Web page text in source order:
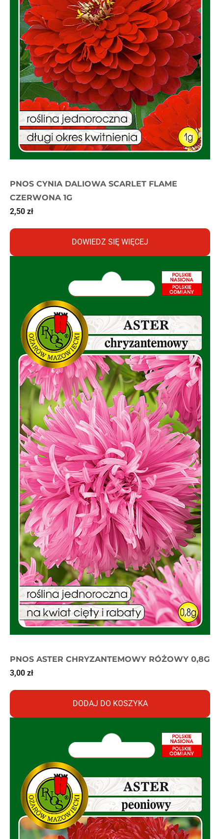
PNOS CYNIA DALIOWA SCARLET FLAME
CZERWONA 1G
2,50 zł
DOWIEDZ SIĘ WIĘCEJ
PNOS ASTER CHRYZANTEMOWY RÓŻOWY 0,8G
3,00 zł
DODAJ DO KOSZYKA